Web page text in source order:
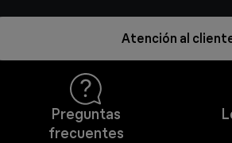
Atención al
Preguntas
frecuentes